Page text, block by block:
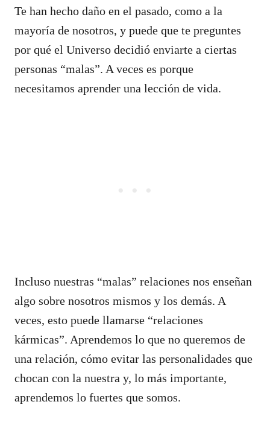
Te han hecho daño en el pasado, como a la
mayoría de nosotros, y puede que te preguntes
por qué el Universo decidió enviarte a ciertas
personas “malas”. A veces es porque
necesitamos aprender una lección de vida.
Incluso nuestras “malas” relaciones nos enseñan
algo sobre nosotros mismos y los demás. A
veces, esto puede llamarse “relaciones
kármicas”. Aprendemos lo que no queremos de
una relación, cómo evitar las personalidades que
chocan con la nuestra y, lo más importante,
aprendemos lo fuertes que somos.